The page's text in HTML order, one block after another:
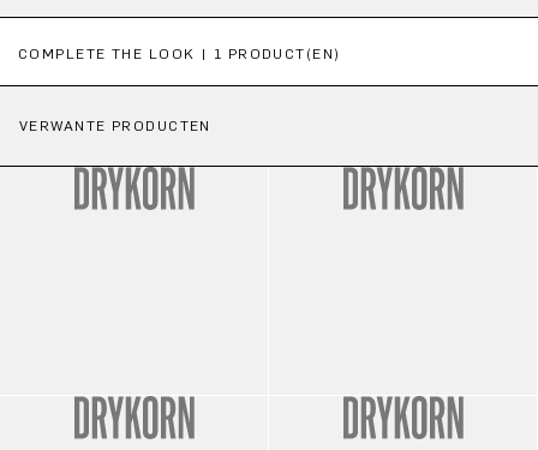
COMPLETE THE LOOK | 1 PRODUCT(EN)
VERWANTE PRODUCTEN